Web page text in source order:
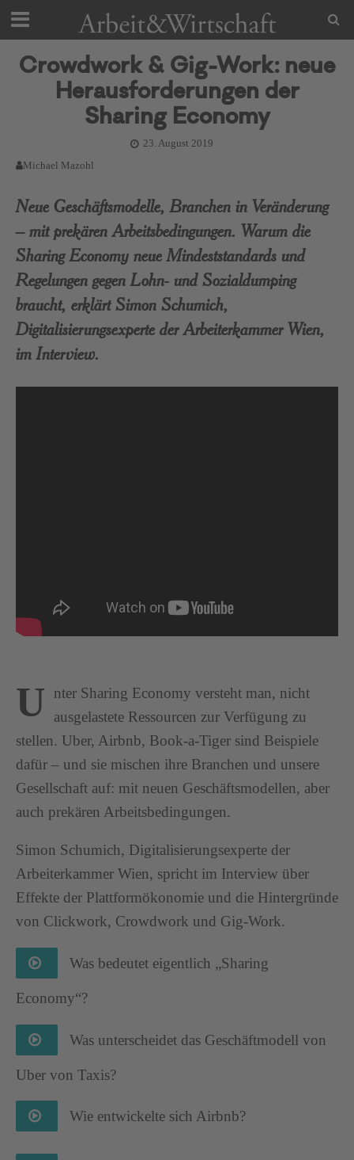
Crowdwork & Gig-Work: neue
Herausforderungen der
Sharing Economy
23. August 2019
Michael Mazohl
Neue Geschäftsmodelle, Branchen in Veränderung
– mit prekären Arbeitsbedingungen. Warum die
Sharing Economy neue Mindeststandards und
Regelungen gegen Lohn- und Sozialdumping
braucht, erklärt Simon Schumich,
Digitalisierungsexperte der Arbeiterkammer Wien,
im Interview.
U
nter Sharing Economy versteht man, nicht
ausgelastete Ressourcen zur Verfügung zu
stellen. Uber, Airbnb, Book-a-Tiger sind Beispiele
dafür – und sie mischen ihre Branchen und unsere
Gesellschaft auf: mit neuen Geschäftsmodellen, aber
auch prekären Arbeitsbedingungen.
Simon Schumich, Digitalisierungsexperte der
Arbeiterkammer Wien, spricht im Interview über
Effekte der Plattformökonomie und die Hintergründe
von Clickwork, Crowdwork und Gig-Work.
Was bedeutet eigentlich „Sharing
Economy“?
Was unterscheidet das Geschäftmodell von
Uber von Taxis?
Wie entwickelte sich Airbnb?